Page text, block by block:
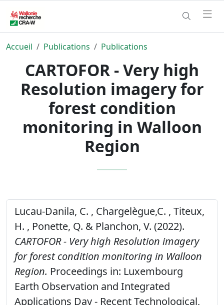
Accueil Publications Publications
CARTOFOR - Very high
Resolution imagery for
forest condition
monitoring in Walloon
Region
Lucau-Danila, C. , Chargelègue,C. , Titeux,
H. , Ponette, Q. & Planchon, V. (2022).
CARTOFOR - Very high Resolution imagery
for forest condition monitoring in Walloon
Region. Proceedings in: Luxembourg
Earth Observation and Integrated
Applications Day - Recent Technological,